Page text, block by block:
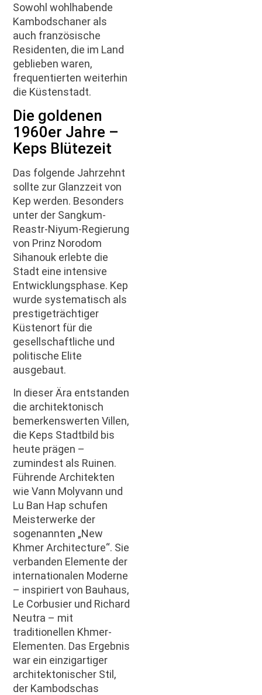
Sowohl wohlhabende
Kambodschaner als
auch französische
Residenten, die im Land
geblieben waren,
frequentierten weiterhin
die Küstenstadt.
Die goldenen
1960er Jahre –
Keps Blütezeit
Das folgende Jahrzehnt
sollte zur Glanzzeit von
Kep werden. Besonders
unter der Sangkum-
Reastr-Niyum-Regierung
von Prinz Norodom
Sihanouk erlebte die
Stadt eine intensive
Entwicklungsphase. Kep
wurde systematisch als
prestigeträchtiger
Küstenort für die
gesellschaftliche und
politische Elite
ausgebaut.
In dieser Ära entstanden
die architektonisch
bemerkenswerten Villen,
die Keps Stadtbild bis
heute prägen –
zumindest als Ruinen.
Führende Architekten
wie Vann Molyvann und
Lu Ban Hap schufen
Meisterwerke der
sogenannten „New
Khmer Architecture“. Sie
verbanden Elemente der
internationalen Moderne
– inspiriert von Bauhaus,
Le Corbusier und Richard
Neutra – mit
traditionellen Khmer-
Elementen. Das Ergebnis
war ein einzigartiger
architektonischer Stil,
der Kambodschas